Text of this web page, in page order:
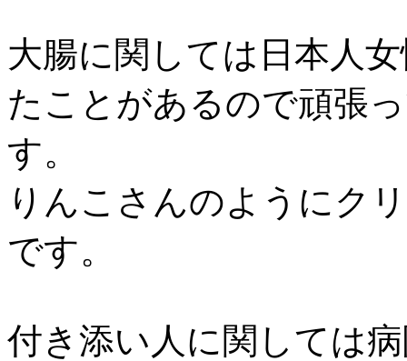
大腸に関しては日本人
たことがあるので頑張
す。
りんこさんのようにク
です。
付き添い人に関しては